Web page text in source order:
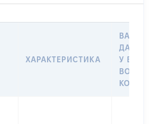
ХАРАКТЕРИСТИКА
ДАТУ
У